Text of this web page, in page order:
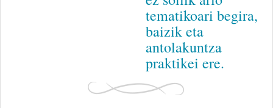
tematikoari begira,
baizik eta
antolakuntza
praktikei ere.